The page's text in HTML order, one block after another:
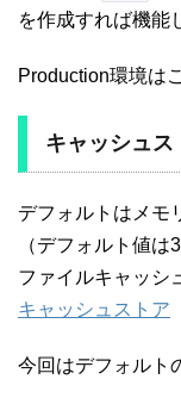
を作成すれば機能
Production環境は
キャッシュス
デフォルトはメモ
（デフォルト値は
ファイルキャッシ
キャッシュストア
今回はデフォルト